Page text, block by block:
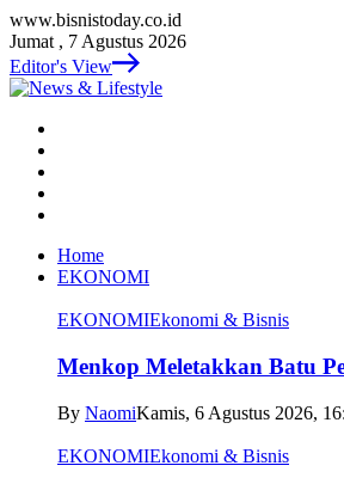
www.bisnistoday.co.id
Jumat , 7 Agustus 2026
Editor's View
Home
EKONOMI
EKONOMIEkonomi & Bisnis
Menkop Meletakkan Batu
By NaomiKamis, 6 Agustus 2026,
EKONOMIEkonomi & Bisnis